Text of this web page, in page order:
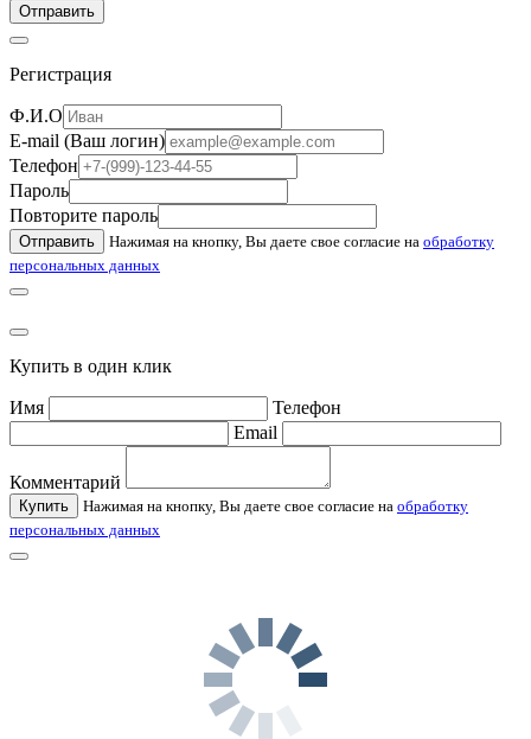
Отправить
Регистрация
Ф.И.О
E-mail (Ваш логин)
Телефон
Пароль
Повторите пароль
Отправить Нажимая на кнопку, Вы даете свое согласие на обработку
персональных данных
Купить в один клик
Имя
Телефон
Email
Комментарий
Купить Нажимая на кнопку, Вы даете свое согласие на обработку
персональных данных